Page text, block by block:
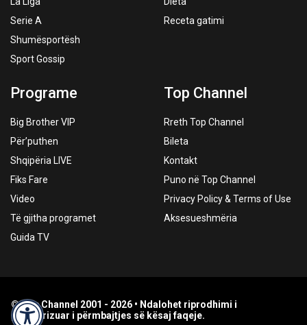
Serie A
Shumësportësh
Sport Gossip
Receta gatimi
Programe
Big Brother VIP
Për’puthen
Shqipëria LIVE
Fiks Fare
Video
Të gjitha programet
Guida TV
Top Channel
Rreth Top Channel
Bileta
Kontakt
Puno në Top Channel
Privacy Policy & Terms of Use
Aksesueshmëria
© Top Channel 2001 - 2026 • Ndalohet riprodhimi i
paautorizuar i përmbajtjes së kësaj faqeje.